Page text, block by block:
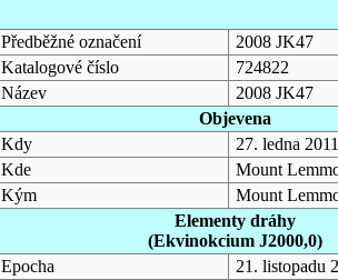
Předběžné označení
2008 JK47
Katalogové číslo
724822
Název
2008 JK47
Objevena
Kdy
27. ledna 2011
Kde
Mount
Kým
Mount
Elementy dráhy
(Ekvinokcium J2000,0)
Epocha
21. listopadu